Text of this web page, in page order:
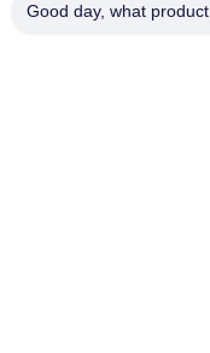
Good day, what